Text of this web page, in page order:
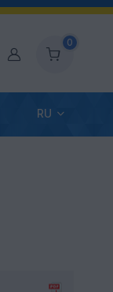
Аккаунт
0
RU